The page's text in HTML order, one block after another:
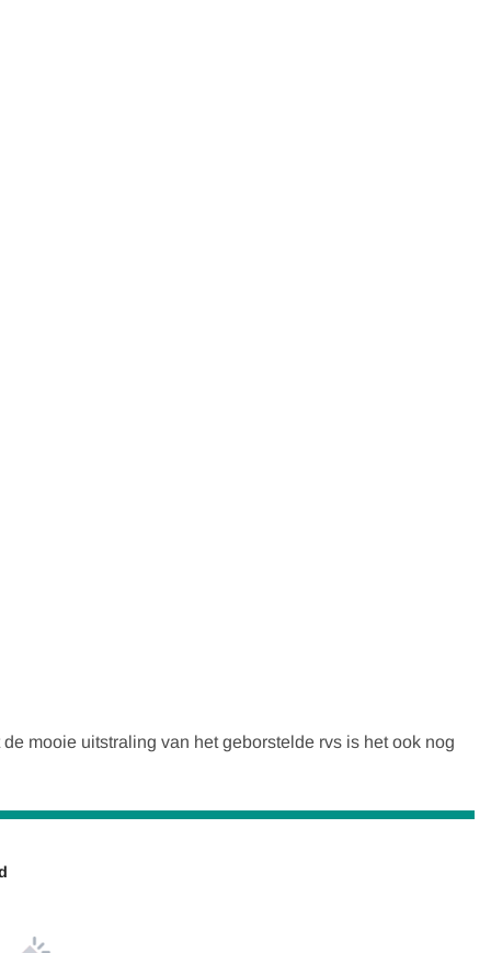
mooie uitstraling van het geborstelde rvs is het ook nog